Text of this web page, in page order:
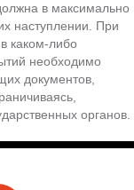
в максимально
наступлении. При
каком-либо
необходимо
документов,
органов.